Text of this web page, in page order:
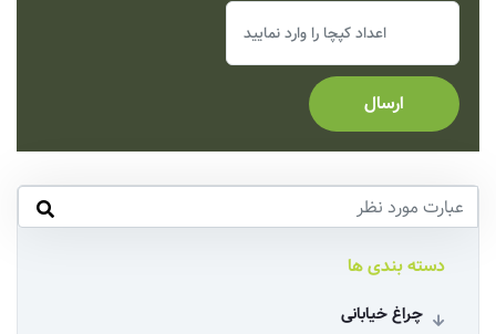
ارسال
دسته بندی ها
چراغ خیابانی